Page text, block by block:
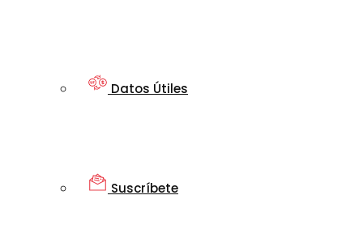
Datos Útiles
Suscríbete